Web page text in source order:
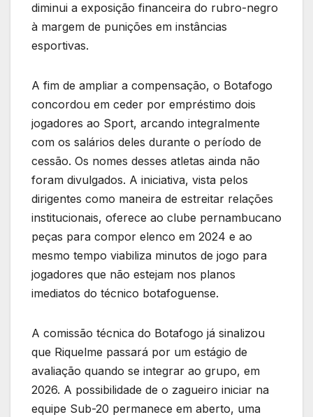
diminui a exposição financeira do rubro-negro
à margem de punições em instâncias
esportivas.
A fim de ampliar a compensação, o Botafogo
concordou em ceder por empréstimo dois
jogadores ao Sport, arcando integralmente
com os salários deles durante o período de
cessão. Os nomes desses atletas ainda não
foram divulgados. A iniciativa, vista pelos
dirigentes como maneira de estreitar relações
institucionais, oferece ao clube pernambucano
peças para compor elenco em 2024 e ao
mesmo tempo viabiliza minutos de jogo para
jogadores que não estejam nos planos
imediatos do técnico botafoguense.
A comissão técnica do Botafogo já sinalizou
que Riquelme passará por um estágio de
avaliação quando se integrar ao grupo, em
2026. A possibilidade de o zagueiro iniciar na
equipe Sub-20 permanece em aberto, uma